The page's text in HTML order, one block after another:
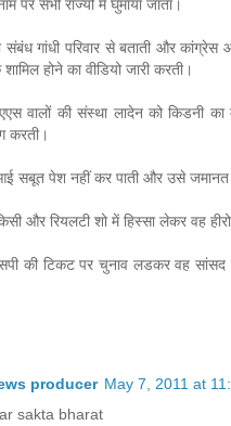
पर सभी राज्‍यों में घुमाया जाता।
गांधी परिवार से बताती और कांग्रेस
होने का वीडियो जारी करती।
वालों की संस्‍था लादेन को किडनी
करती।
सबूत पेश नहीं कर पाती और उसे जमानत
और रियलटी शो में हिस्‍सा लेकर वह
की टिकट पर चुनाव लडकर वह
producer May 7, 2011 at
sakta bharat